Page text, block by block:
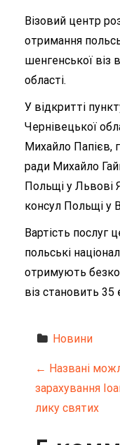
Візовий центр
отримання
шенгенської віз
області.
У відкритті
Чернівецької
Михайло Папієв,
ради Михайло
Польщі у Львові
консул Польщі у
Вартість послуг
польські
отримують
віз становить 35
Новини
Н
а
в
← Названі
зарахування
лику святих